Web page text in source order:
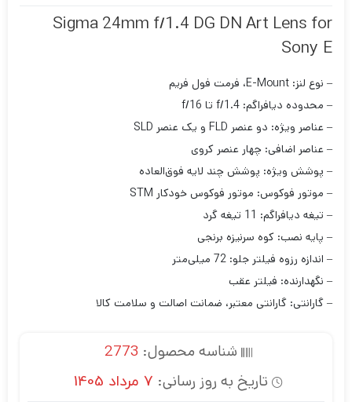
Sigma 24mm f/1.4 DG DN Art Lens for
Sony E
– نوع لنز: E-Mount، فرمت فول فریم
– محدوده دیافراگم: f/1.4 تا f/16
– عناصر ویژه: دو عنصر FLD و یک عنصر SLD
– عناصر اضافی: چهار عنصر کروی
– پوشش ویژه: پوشش چند لایه فوق‌العاده
– موتور فوکوس: موتور فوکوس خودکار STM
– تیغه دیافراگم: 11 تیغه گرد
– پایه نصب: کوه سرنیزه برنجی
– اندازه رزوه فیلتر جلو: 72 میلی‌متر
– نگهدارنده: فیلتر عقب
– گارانتی: گارانتی معتبر، ضمانت اصالت و سلامت کالا
شناسه محصول: 2773
تاریخ به روز رسانی: 7 مرداد 1405